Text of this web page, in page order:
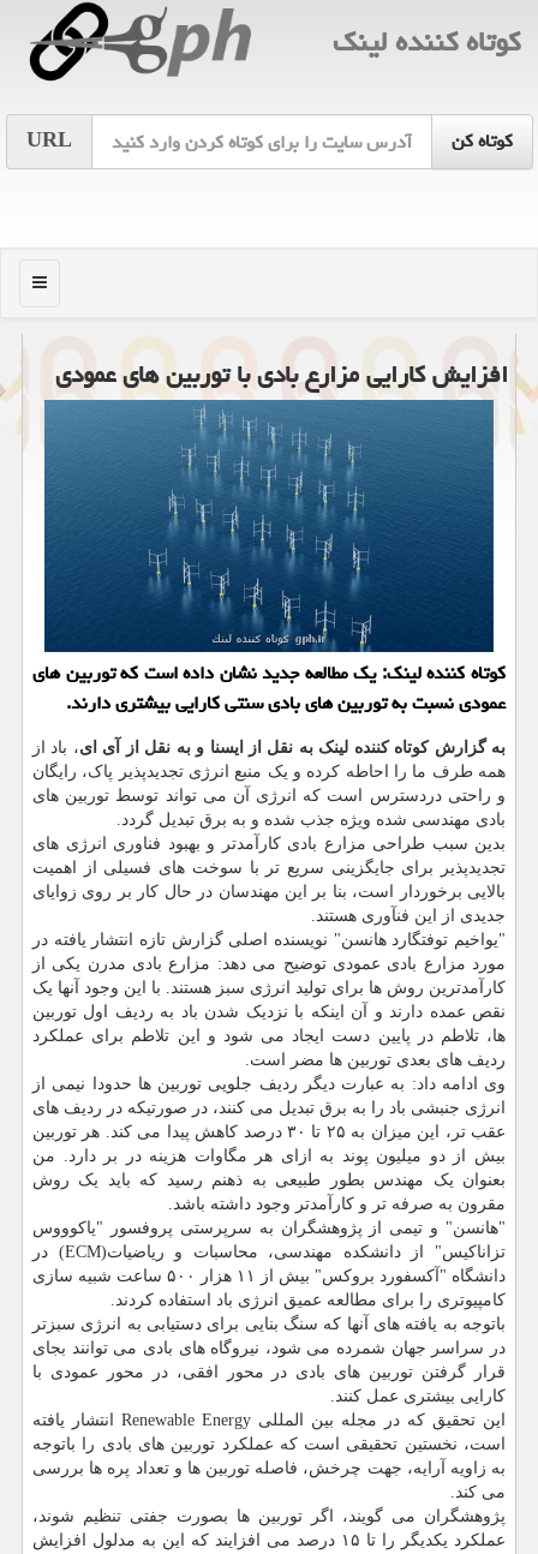
كوتاه كننده لینك
URL
منو
افزایش كارایی مزارع بادی با توربین های عمودی
کوتاه کننده لینک: یک مطالعه جدید نشان داده است که توربین های
عمودی نسبت به توربین های بادی سنتی کارایی بیشتری دارند.
به گزارش کوتاه کننده لینک به نقل از ایسنا و به نقل از آی ای، باد از
همه طرف ما را احاطه کرده و یک منبع انرژی تجدیدپذیر پاک، رایگان
و راحتی دردسترس است که انرژی آن می تواند توسط توربین های
بادی مهندسی شده ویژه جذب شده و به برق تبدیل گردد.
بدین سبب طراحی مزارع بادی کارآمدتر و بهبود فناوری انرژی های
تجدیدپذیر برای جایگزینی سریع تر با سوخت های فسیلی از اهمیت
بالایی برخوردار است، بنا بر این مهندسان در حال کار بر روی زوایای
جدیدی از این فنآوری هستند.
"یواخیم توفتگارد هانسن" نویسنده اصلی گزارش تازه انتشار یافته در
مورد مزارع بادی عمودی توضیح می دهد: مزارع بادی مدرن یکی از
کارآمدترین روش ها برای تولید انرژی سبز هستند. با این وجود آنها یک
نقص عمده دارند و آن اینکه با نزدیک شدن باد به ردیف اول توربین
ها، تلاطم در پایین دست ایجاد می شود و این تلاطم برای عملکرد
ردیف های بعدی توربین ها مضر است.
وی ادامه داد: به عبارت دیگر ردیف جلویی توربین ها حدودا نیمی از
انرژی جنبشی باد را به برق تبدیل می کنند، در صورتیکه در ردیف های
عقب تر، این میزان به ۲۵ تا ۳۰ درصد کاهش پیدا می کند. هر توربین
بیش از دو میلیون پوند به ازای هر مگاوات هزینه در بر دارد. من
بعنوان یک مهندس بطور طبیعی به ذهنم رسید که باید یک روش
مقرون به صرفه تر و کارآمدتر وجود داشته باشد.
"هانسن" و تیمی از پژوهشگران به سرپرستی پروفسور "یاکوووس
تزاناکیس" از دانشکده مهندسی، محاسبات و ریاضیات(ECM) در
دانشگاه "آکسفورد بروکس" بیش از ۱۱ هزار ۵۰۰ ساعت شبیه سازی
کامپیوتری را برای مطالعه عمیق انرژی باد استفاده کردند.
باتوجه به یافته های آنها که سنگ بنایی برای دستیابی به انرژی سبزتر
در سراسر جهان شمرده می شود، نیروگاه های بادی می توانند بجای
قرار گرفتن توربین های بادی در محور افقی، در محور عمودی با
کارایی بیشتری عمل کنند.
این تحقیق که در مجله بین المللی Renewable Energy انتشار یافته
است، نخستین تحقیقی است که عملکرد توربین های بادی را باتوجه
به زاویه آرایه، جهت چرخش، فاصله توربین ها و تعداد پره ها بررسی
می کند.
پژوهشگران می گویند، اگر توربین ها بصورت جفتی تنظیم شوند،
عملکرد یکدیگر را تا ۱۵ درصد می افزایند که این به مدلول افزایش